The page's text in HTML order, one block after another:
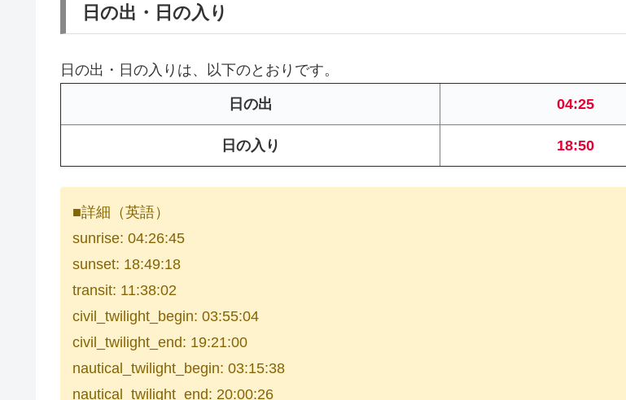
日の出・日の入り
日の出・日の入りは、以下のとおりです。
日の出 04:25
日の入り 18:50
■詳細（英語）
sunrise: 04:26:45
sunset: 18:49:18
transit: 11:38:02
civil_twilight_begin: 03:55:04
civil_twilight_end: 19:21:00
nautical_twilight_begin: 03:15:38
nautical_twilight_end: 20:00:26